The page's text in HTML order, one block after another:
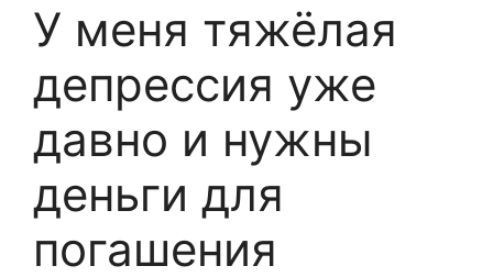
У меня тяжёлая
депрессия уже
давно и нужны
деньги для
погашения